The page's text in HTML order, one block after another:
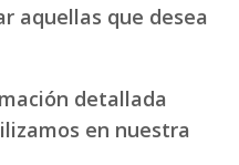
aquellas que desea
detallada
en nuestra